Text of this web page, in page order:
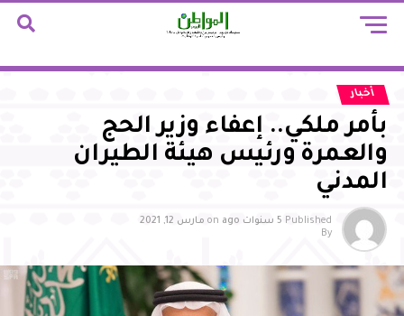
أخبار
بأمر ملكي.. إعفاء وزير الحج
والعمرة ورئيس هيئة الطيران
المدني
Published 5 سنوات ago on مارس 12, 2021
By